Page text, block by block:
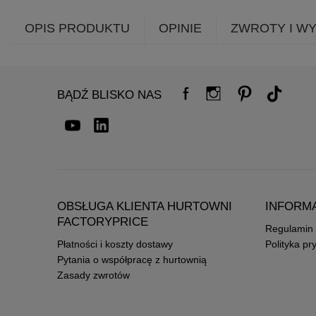
OPIS PRODUKTU OPINIE ZWROTY I
BĄDŹ BLISKO NAS
OBSŁUGA KLIENTA HURTOWNI
FACTORYPRICE
Płatności i koszty dostawy
Pytania o współpracę z hurtownią
Zasady zwrotów
Regulamin
Polityka